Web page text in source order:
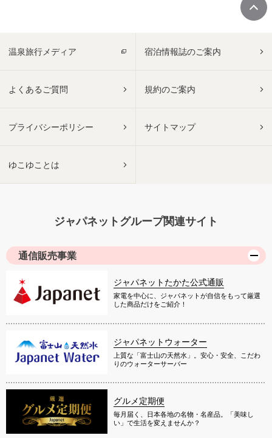
温泉旅行メディア 宿泊情報誌のご案内
よくあるご質問 規約のご案内
プライバシーポリシー サイトマップ
ゆこゆことは
ジャパネットグループ関連サイト
通信販売事業
ジャパネットたかた公式通販
家電を中心に、ジャパネットが自信をもって厳選
した商品だけをご紹介！
ジャパネットウォーター
上質な「富士山の天然水」。安心・安全、こだわ
りのウォーターサーバー
グルメ定期便
毎月届く、日本各地の名物・名産品。「美味し
い」で生活を変えませんか？